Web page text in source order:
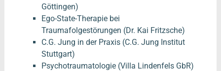
Göttingen)
Ego-State-Therapie bei
Traumafolgestörungen (Dr. Kai Fritzsche)
C.G. Jung in der Praxis (C.G. Jung Institut
Stuttgart)
Psychotraumatologie (Villa Lindenfels GbR)